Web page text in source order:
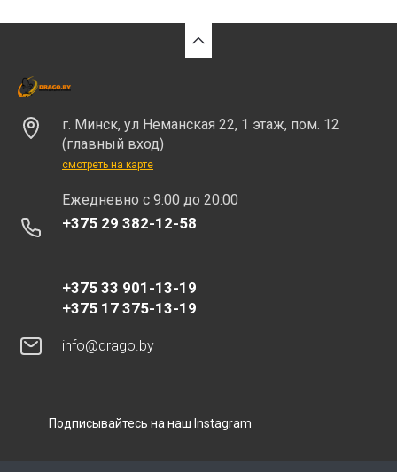
г. Минск, ул Неманская 22, 1 этаж, пом. 12
(главный вход)
смотреть на карте
Eжедневно с 9:00 до 20:00
+375 29 382-12-58
+375 33 901-13-19
+375 17 375-13-19
info@drago.by
Подписывайтесь на наш Instagram